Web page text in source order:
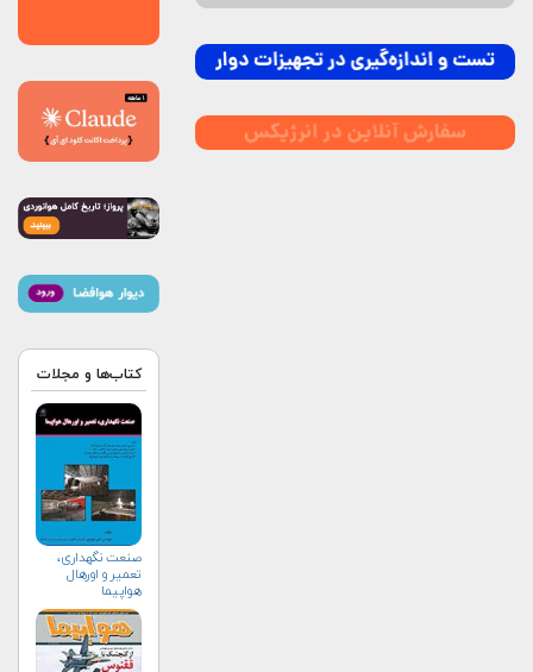
کتاب‌ها و مجلات
صنعت نگهداری،
تعمیر و اورهال
هواپیما